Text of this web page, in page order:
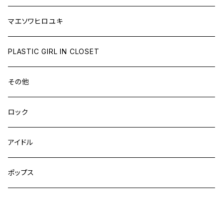
マエソワヒロユキ
PLASTIC GIRL IN CLOSET
その他
ロック
アイドル
ポップス